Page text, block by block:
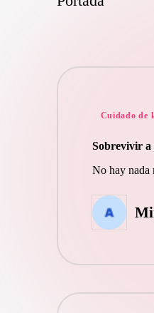
Cuidado de
Sobrevivir a
No hay nada